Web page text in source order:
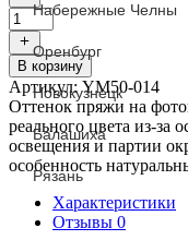
Количество
товара
Blueberry
Yak
Merino,
014
темно-
карамельный
В корзину
Артикул:YM50-014
Оттенок пряжи на
реального цвета из-за
освещения и партии
особенность
Характеристики
Отзывы 0
Набережные Челны
Оренбург
Новокузнецк
Балашиха
Рязань